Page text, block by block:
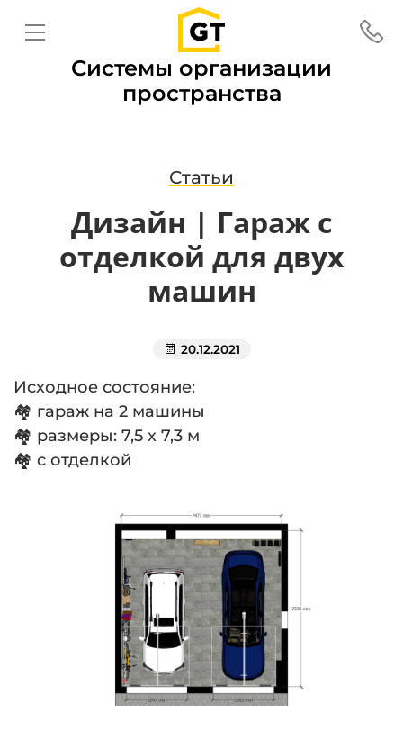
Системы организации
пространства
Статьи
Дизайн | Гараж с
отделкой для двух
машин
20.12.2021
Исходное состояние:
🏘 гараж на 2 машины
🏘 размеры: 7,5 х 7,3 м
🏘 с отделкой